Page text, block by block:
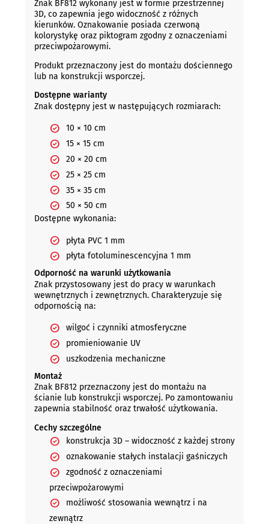
Znak BF812 wykonany jest w formie przestrzennej
3D, co zapewnia jego widoczność z różnych
kierunków. Oznakowanie posiada czerwoną
kolorystykę oraz piktogram zgodny z oznaczeniami
przeciwpożarowymi.
Produkt przeznaczony jest do montażu dościennego
lub na konstrukcji wsporczej.
Dostępne warianty
Znak dostępny jest w następujących rozmiarach:
10 × 10 cm
15 × 15 cm
20 × 20 cm
25 × 25 cm
35 × 35 cm
50 × 50 cm
Dostępne wykonania:
płyta PVC 1 mm
płyta fotoluminescencyjna 1 mm
Odporność na warunki użytkowania
Znak przystosowany jest do pracy w warunkach
wewnętrznych i zewnętrznych. Charakteryzuje się
odpornością na:
wilgoć i czynniki atmosferyczne
promieniowanie UV
uszkodzenia mechaniczne
Montaż
Znak BF812 przeznaczony jest do montażu na
ścianie lub konstrukcji wsporczej. Po zamontowaniu
zapewnia stabilność oraz trwałość użytkowania.
Cechy szczególne
konstrukcja 3D – widoczność z każdej strony
oznakowanie stałych instalacji gaśniczych
zgodność z oznaczeniami
przeciwpożarowymi
możliwość stosowania wewnątrz i na
zewnątrz